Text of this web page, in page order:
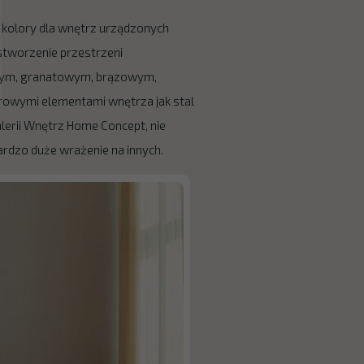
dla wnętrz urządzonych
przestrzeni
granatowym, brązowym,
elementami wnętrza jak stal
Wnętrz Home Concept, nie
duże wrażenie na innych.